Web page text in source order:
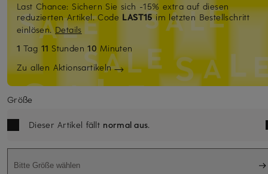
Last Chance: Sichern Sie sich -15% extra auf diesen
reduzierten Artikel. Code LAST15im letzten Bestellschritt
einlösen.Details
1 Tag 11 Stunden10 Minuten
Zu allen Aktionsartikeln
Größe
Dieser Artikel fällt normal aus.
Bitte Größe wählen